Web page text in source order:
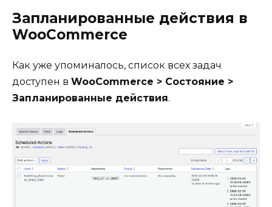
Запланированные действия в
WooCommerce
Как уже упоминалось, список всех задач
доступен в WooCommerce > Состояние >
Запланированные действия.